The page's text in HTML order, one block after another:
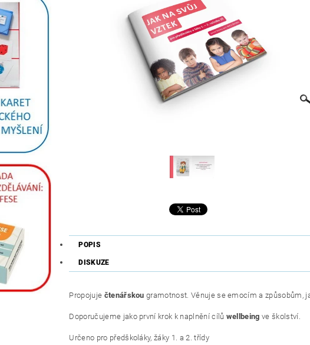
POPIS
DISKUZE
Propojuje čtenářskou gramotnost. Věnuje se emocím a způsobům,
Doporučujeme jako první krok k naplnění cílů wellbeing ve školství.
Určeno pro předškoláky, žáky 1. a 2. třídy